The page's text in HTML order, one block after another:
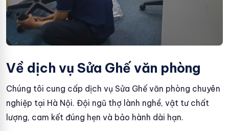
Về dịch vụ Sửa Ghế văn phòng
Chúng tôi cung cấp dịch vụ Sửa Ghế văn phòng chuyên
nghiệp tại Hà Nội. Đội ngũ thợ lành nghề, vật tư chất
lượng, cam kết đúng hẹn và bảo hành dài hạn.